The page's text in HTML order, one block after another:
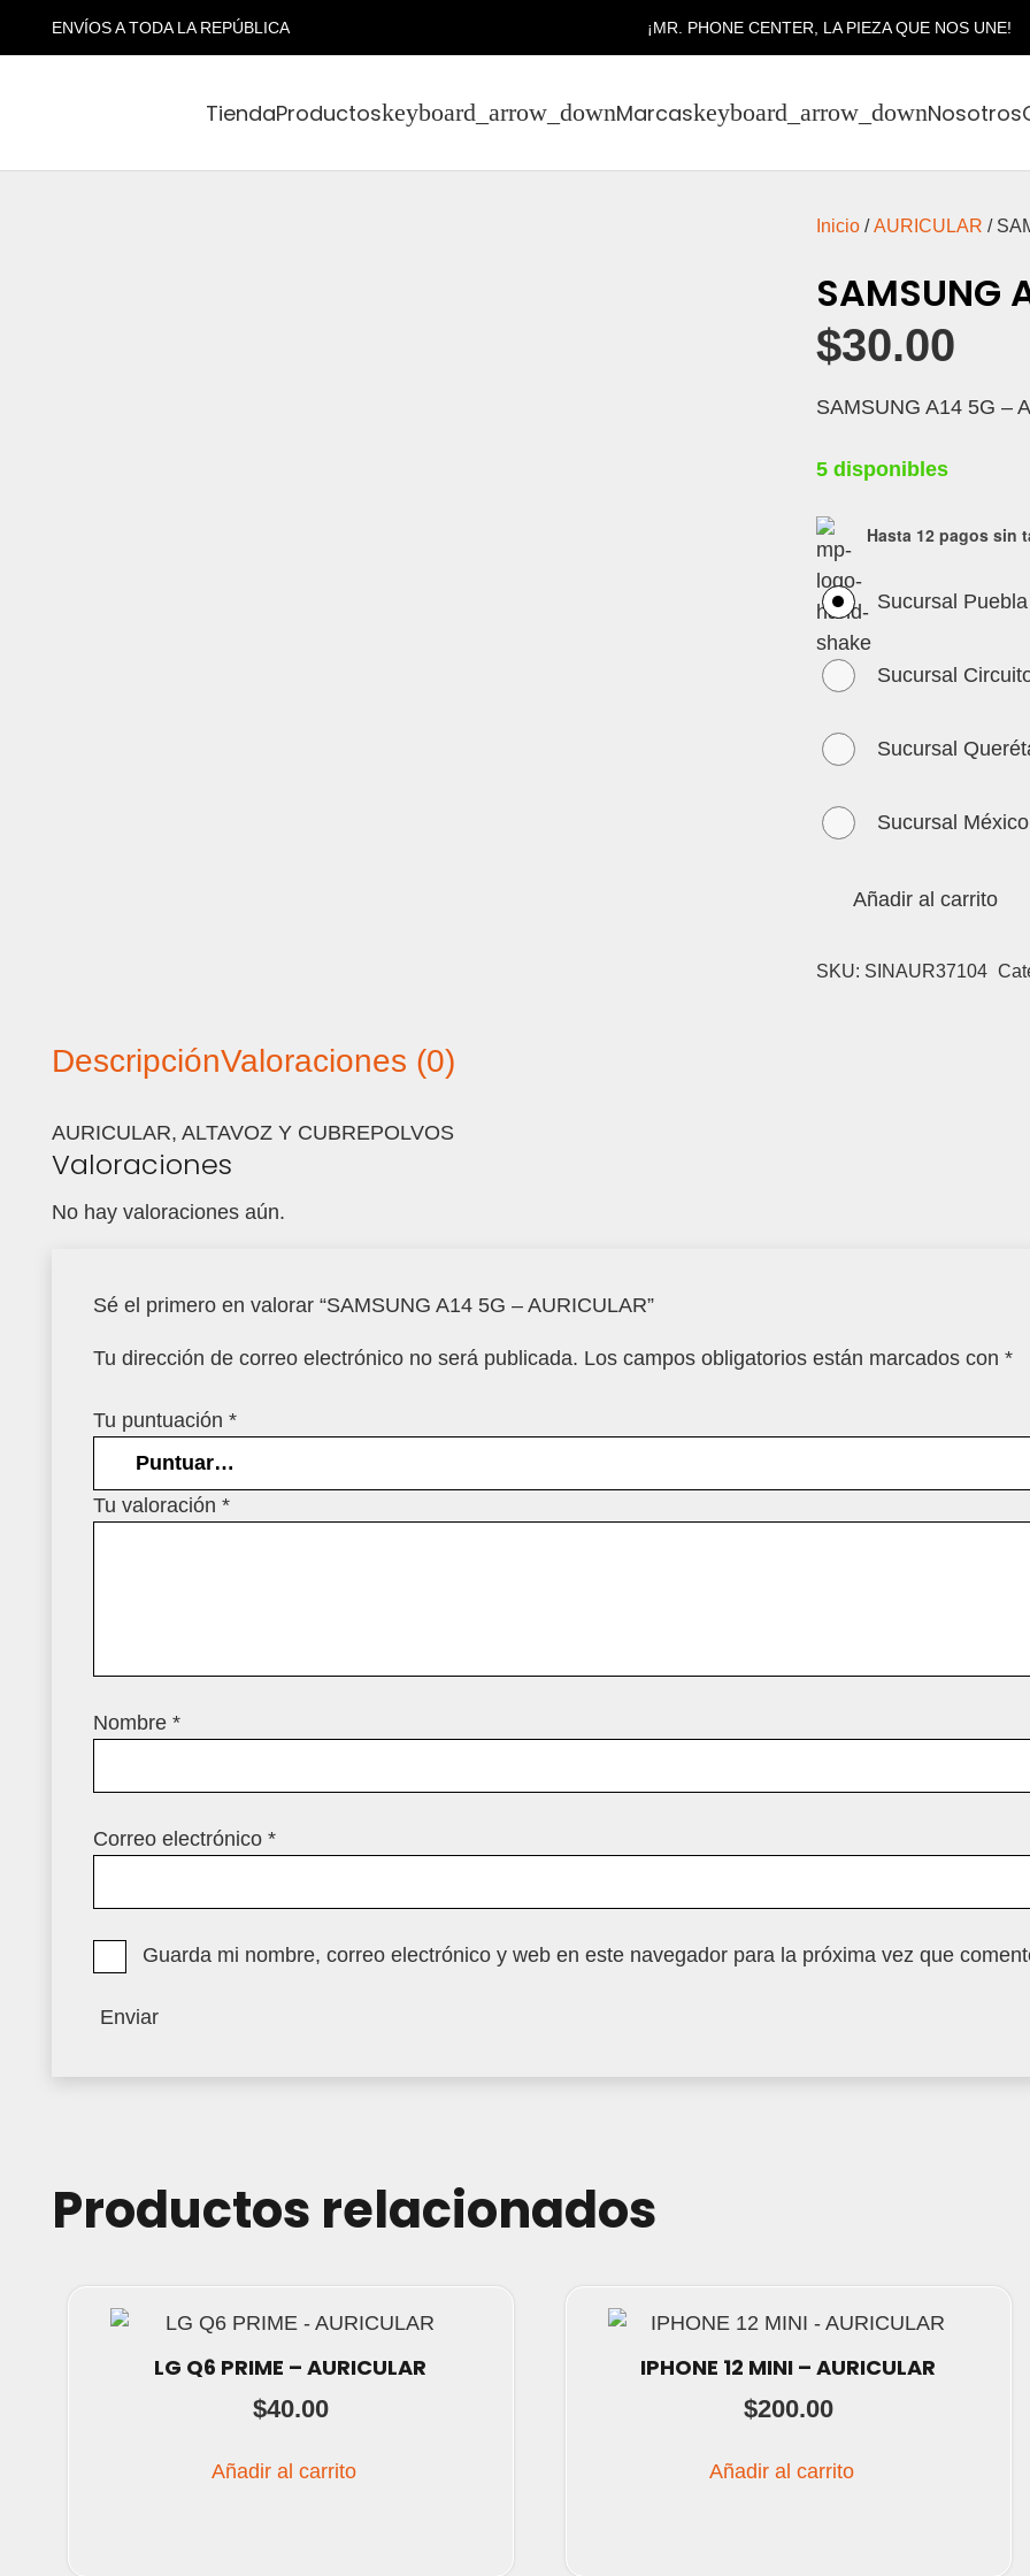
ENVÍOS A TODA LA REPÚBLICA ¡MR. PHONE CENTER, LA PIEZA QUE NOS UNE!
TiendaProductos Marcas Nosotros
Inicio/AURICULAR /
SAMSUNG
$30.00
SAMSUNG A14 5G –
5 disponibles
Hasta 12 pagos sin
Sucursal Puebla
Sucursal
Sucursal
Sucursal México
Añadir al carrito
SKU: SINAUR37104
DescripciónValoraciones (0)
AURICULAR, ALTAVOZ Y CUBREPOLVOS
Valoraciones
No hay valoraciones aún.
Sé el primero en valorar “SAMSUNG A14 5G – AURICULAR”
Tu dirección de correo electrónico no será publicada. Los campos obligatorios están marcados con *
Tu puntuación *
Tu valoración *
Nombre *
Correo electrónico *
Guarda mi nombre, correo electrónico y web en este navegador para la próxima vez que
Productos relacionados
LG Q6 PRIME – AURICULAR
$40.00
Añadir al carrito
IPHONE 12 MINI – AURICULAR
$200.00
Añadir al carrito